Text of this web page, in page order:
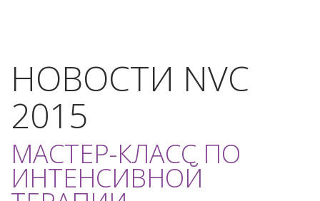
НОВОСТИ NVC
2015
МАСТЕР-КЛАСС ПО
ИНТЕНСИВНОЙ